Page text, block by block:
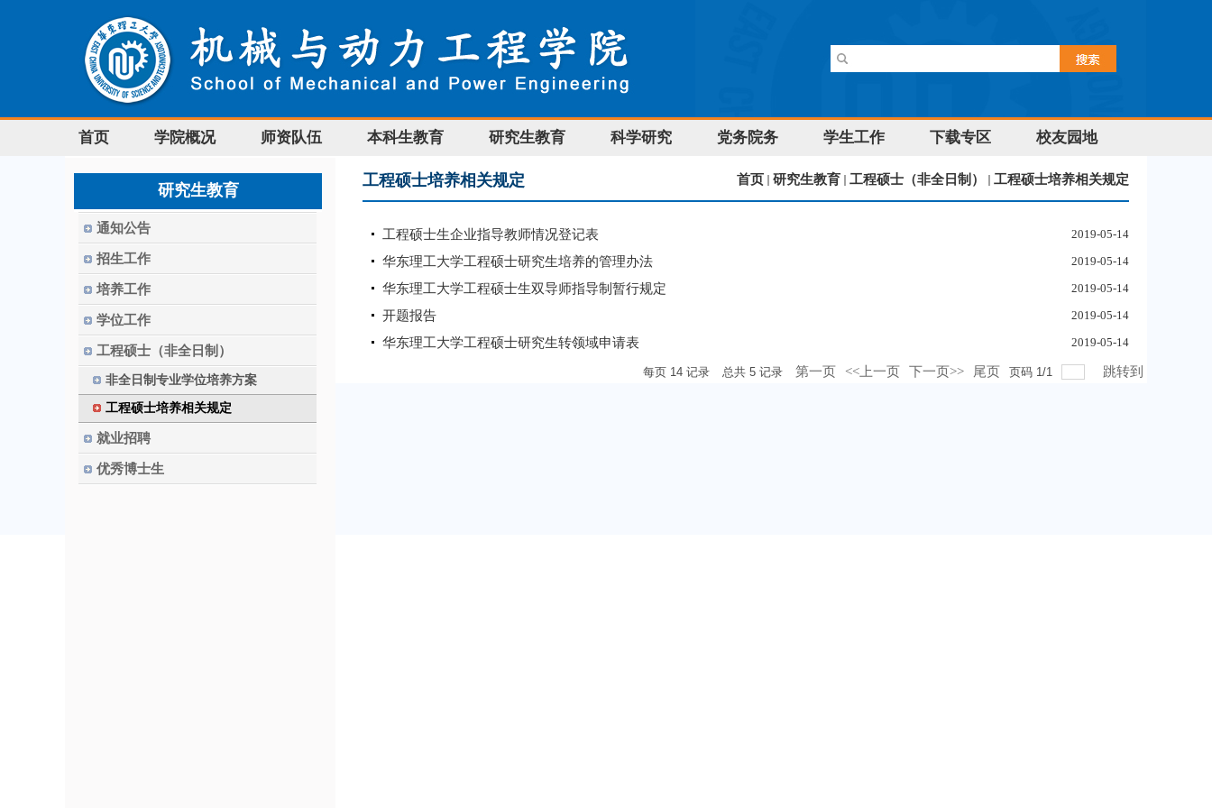
首页 学院概况 师资队伍 本科生教育 研究生教育 科学研究 党务院务 学生工作 下载专区 校友园地
研究生教育
通知公告
招生工作
培养工作
学位工作
工程硕士（非全日制）
非全日制专业学位培养方案
工程硕士培养相关规定
就业招聘
优秀博士生
工程硕士培养相关规定 首页 研究生教育 工程硕士（非全日制） 工程硕士培养相关规定
工程硕士生企业指导教师情况登记表 2019-05-14
华东理工大学工程硕士研究生培养的管理办法 2019-05-14
华东理工大学工程硕士生双导师指导制暂行规定 2019-05-14
开题报告 2019-05-14
华东理工大学工程硕士研究生转领域申请表 2019-05-14
每页 14 记录 总共 5 记录 第一页 <<上一页 下一页>> 尾页 页码 1/1 跳转到